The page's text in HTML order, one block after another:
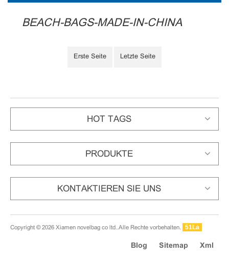
BEACH-BAGS-MADE-IN-CHINA
Erste Seite Letzte Seite
HOT TAGS
PRODUKTE
KONTAKTIEREN SIE UNS
Copyright © 2026 Xiamen novelbag co ltd..Alle Rechte vorbehalten. 51La
Blog Sitemap Xml